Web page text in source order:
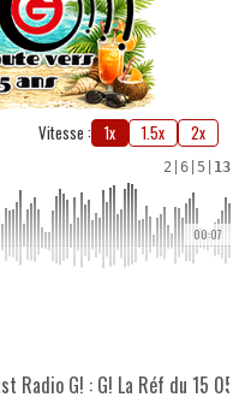
Vitesse : 1x 1.5x 2x
2 6 5 13
00:07
Radio G! : G! La Réf du 15 05